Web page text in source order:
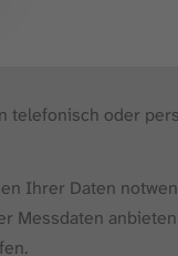
telefonisch oder
Ihrer Daten
Messdaten